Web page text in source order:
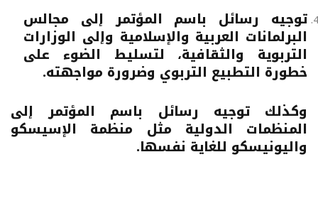
توجيه رسائل باسم المؤتمر إلى مجالس
البرلمانات العربية والإسلامية وإلى الوزارات
التربوية والثقافية، لتسليط الضوء على
خطورة التطبيع التربوي وضرورة مواجهته.
وكذلك توجيه رسائل باسم المؤتمر إلى
المنظمات الدولية مثل منظمة الإسيسكو
واليونيسكو للغاية نفسها.